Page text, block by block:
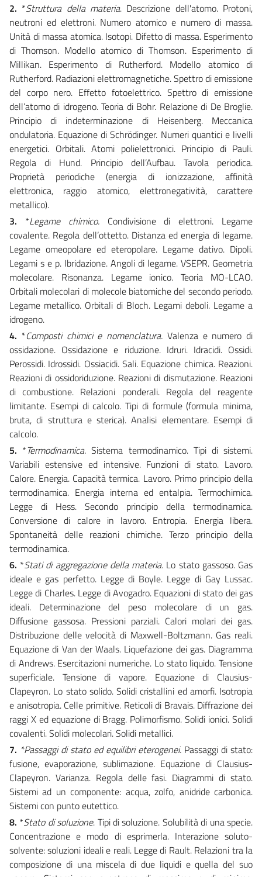
2. *Struttura della materia. Descrizione dell'atomo. Protoni,
neutroni ed elettroni. Numero atomico e numero di massa.
Unità di massa atomica. Isotopi. Difetto di massa. Esperimento
di Thomson. Modello atomico di Thomson. Esperimento di
Millikan. Esperimento di Rutherford. Modello atomico di
Rutherford. Radiazioni elettromagnetiche. Spettro di emissione
del corpo nero. Effetto fotoelettrico. Spettro di emissione
dell’atomo di idrogeno. Teoria di Bohr. Relazione di De Broglie.
Principio di indeterminazione di Heisenberg. Meccanica
ondulatoria. Equazione di Schrödinger. Numeri quantici e livelli
energetici. Orbitali. Atomi polielettronici. Principio di Pauli.
Regola di Hund. Principio dell’Aufbau. Tavola periodica.
Proprietà periodiche (energia di ionizzazione, affinità
elettronica, raggio atomico, elettronegatività, carattere
metallico).
3. *Legame chimico.Condivisione di elettroni. Legame
covalente. Regola dell’ottetto. Distanza ed energia di legame.
Legame omeopolare ed eteropolare. Legame dativo. Dipoli.
Legami s e p. Ibridazione. Angoli di legame. VSEPR. Geometria
molecolare. Risonanza. Legame ionico. Teoria MO-LCAO.
Orbitali molecolari di molecole biatomiche del secondo periodo.
Legame metallico. Orbitali di Bloch. Legami deboli. Legame a
idrogeno.
4. *Composti chimici e nomenclatura. Valenza e numero di
ossidazione. Ossidazione e riduzione. Idruri. Idracidi. Ossidi.
Perossidi. Idrossidi. Ossiacidi. Sali. Equazione chimica. Reazioni.
Reazioni di ossidoriduzione. Reazioni di dismutazione. Reazioni
di combustione. Relazioni ponderali. Regola del reagente
limitante. Esempi di calcolo. Tipi di formule (formula minima,
bruta, di struttura e sterica). Analisi elementare. Esempi di
calcolo.
5. *Termodinamica. Sistema termodinamico. Tipi di sistemi.
Variabili estensive ed intensive. Funzioni di stato. Lavoro.
Calore. Energia. Capacità termica. Lavoro. Primo principio della
termodinamica. Energia interna ed entalpia. Termochimica.
Legge di Hess. Secondo principio della termodinamica.
Conversione di calore in lavoro. Entropia. Energia libera.
Spontaneità delle reazioni chimiche. Terzo principio della
termodinamica.
6. *Stati di aggregazione della materia. Lo stato gassoso. Gas
ideale e gas perfetto. Legge di Boyle. Legge di Gay Lussac.
Legge di Charles. Legge di Avogadro. Equazioni di stato dei gas
ideali. Determinazione del peso molecolare di un gas.
Diffusione gassosa. Pressioni parziali. Calori molari dei gas.
Distribuzione delle velocità di Maxwell-Boltzmann. Gas reali.
Equazione di Van der Waals. Liquefazione dei gas. Diagramma
di Andrews. Esercitazioni numeriche. Lo stato liquido. Tensione
superficiale. Tensione di vapore. Equazione di Clausius-
Clapeyron. Lo stato solido. Solidi cristallini ed amorfi. Isotropia
e anisotropia. Celle primitive. Reticoli di Bravais. Diffrazione dei
raggi X ed equazione di Bragg. Polimorfismo. Solidi ionici. Solidi
covalenti. Solidi molecolari. Solidi metallici.
7. *Passaggi di stato ed equilibri eterogenei. Passaggi di stato:
fusione, evaporazione, sublimazione. Equazione di Clausius-
Clapeyron. Varianza. Regola delle fasi. Diagrammi di stato.
Sistemi ad un componente: acqua, zolfo, anidride carbonica.
Sistemi con punto eutettico.
8. *Stato di soluzione. Tipi di soluzione. Solubilità di una specie.
Concentrazione e modo di esprimerla. Interazione soluto-
solvente: soluzioni ideali e reali. Legge di Rault. Relazioni tra la
composizione di una miscela di due liquidi e quella del suo